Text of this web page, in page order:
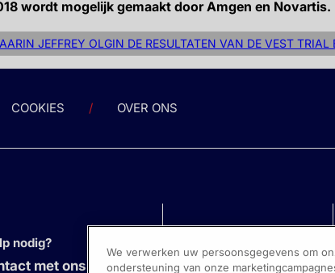
wordt mogelijk gemaakt door Amgen en Novartis.
JEFFREY OLGIN DE RESULTATEN VAN DE VEST TRIAL
COOKIES OVER ONS
nodig?
met ons op
We verwerken uw persoonsgegevens om
ondersteuning van onze